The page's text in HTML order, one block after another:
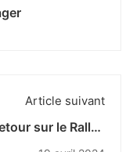
Article suivant
sur le Rallye